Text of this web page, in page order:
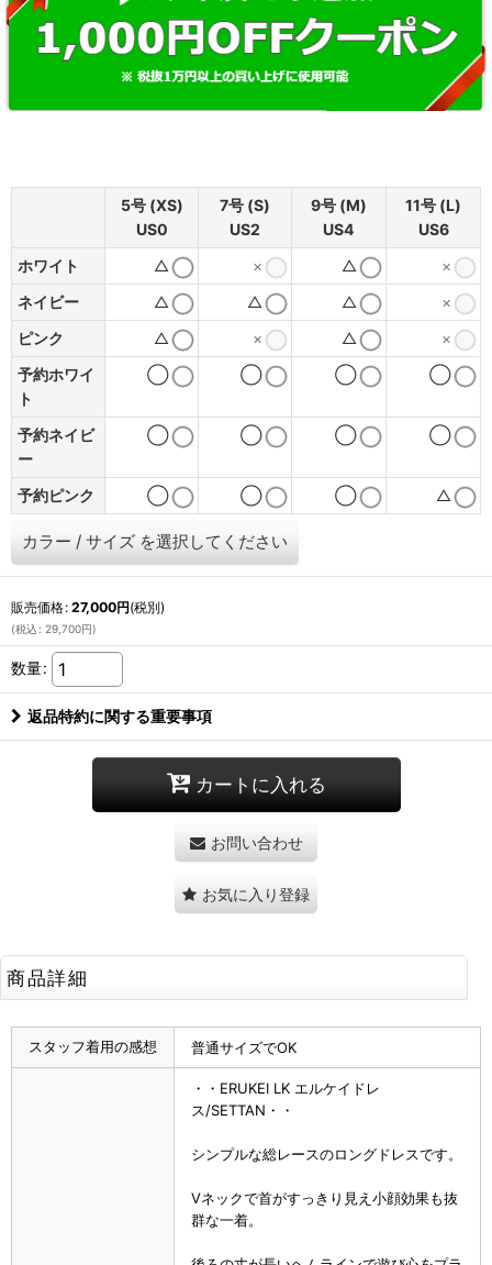
5号 (XS)
US0
7号 (S)
US2
9号 (M)
US4
11号 (L)
US6
ホワイト
△ × △
×
ネイビー
△ △ △
×
ピンク
△ × △
×
予約ホワイ
ト
◯ ◯ ◯ ◯
予約ネイビ
ー
◯ ◯ ◯ ◯
予約ピンク ◯ ◯ ◯ △
カラー / サイズ を選択してください
販売価格: 27,000円(税別)
(税込 : 29,700円)
数量:
返品特約に関する重要事項
カートに入れる
お問い合わせ
お気に入り登録
商品詳細
スタッフ着用の感想 普通サイズでOK
・・ERUKEI LK エルケイドレ
ス/SETTAN・・
シンプルな総レースのロングドレスです。
Vネックで首がすっきり見え小顔効果も抜
群な一着。